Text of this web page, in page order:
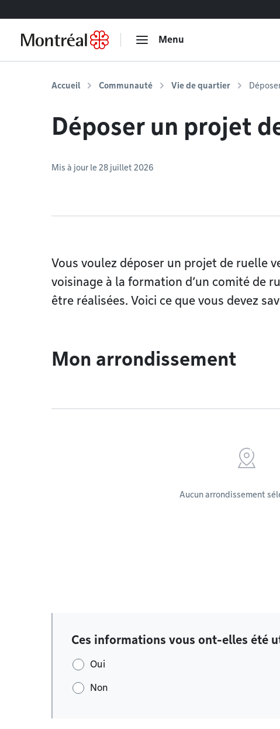
Menu
Accueil Communauté Vie de quartier
Déposer un projet
Mis à jour le 28 juillet 2026
Vous voulez déposer un projet de ruelle
voisinage à la formation d’un comité de
être réalisées. Voici ce que vous devez
Mon arrondissement
Aucun arrondissement
Ces informations vous ont-elles été
Oui
Non